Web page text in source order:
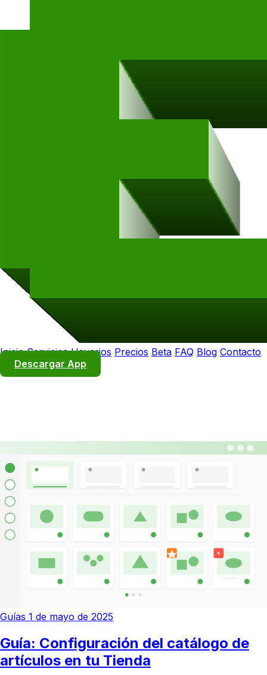
Inicio Servicios Usuarios Precios Beta FAQ Blog Contacto
Descargar App
Guías 1 de mayo de 2025
Guía: Configuración del catálogo de
artículos en tu Tienda